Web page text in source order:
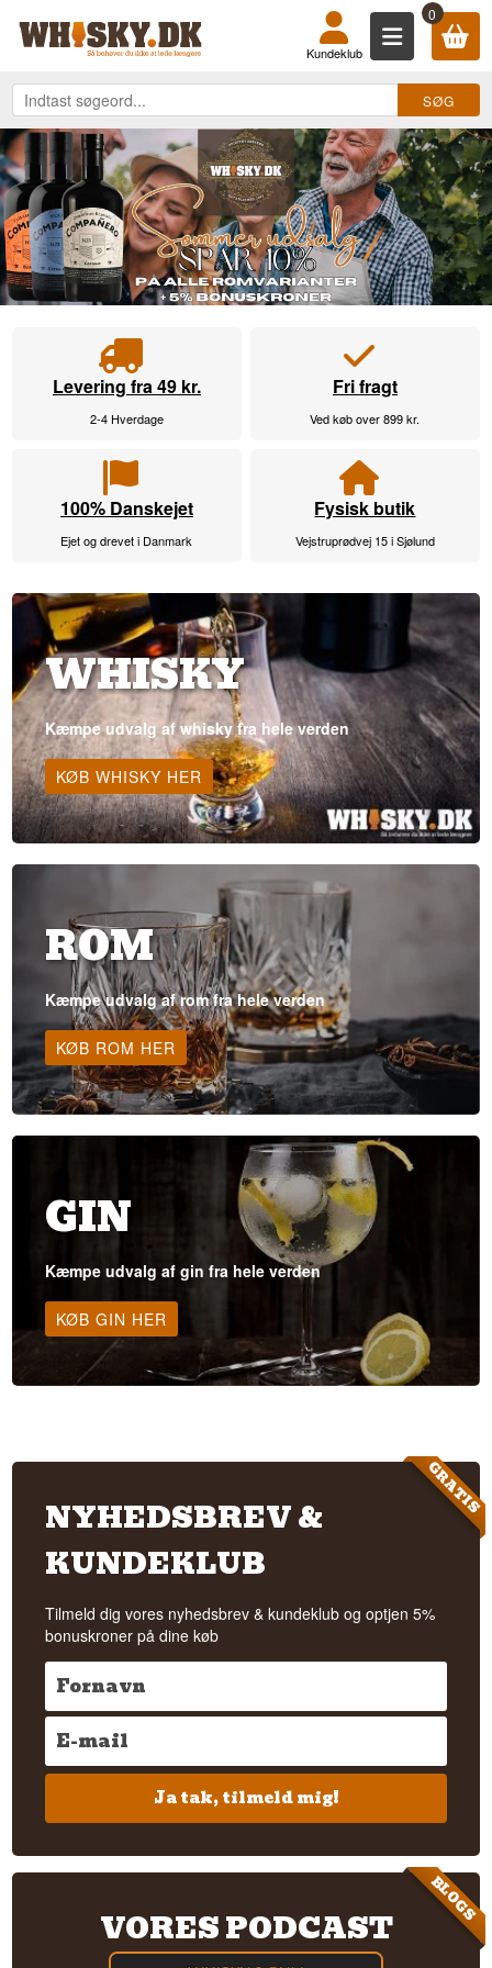
KØB DIN WHISKY, ROM, GIN, 0
Kundeklub
Levering fra 49 kr.
2-4 Hverdage
Fri fragt
Ved køb over 899 kr.
100% Danskejet
Ejet og drevet i Danmark
Fysisk butik
Vejstruprødvej 15 i Sjølund
WHISKY
Kæmpe udvalg af whisky fra hele verden
KØB WHISKY HER
ROM
Kæmpe udvalg af rom fra hele verden
KØB ROM HER
GIN
Kæmpe udvalg af gin fra hele verden
KØB GIN HER
GRATIS
NYHEDSBREV &
KUNDEKLUB
Tilmeld dig vores nyhedsbrev & kundeklub og optjen 5%
bonuskroner på dine køb
Ja tak, tilmeld mig!
BLOGS
VORES PODCAST